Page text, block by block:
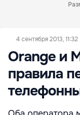
4 сентября 2013, 11:32
Orange и
правила